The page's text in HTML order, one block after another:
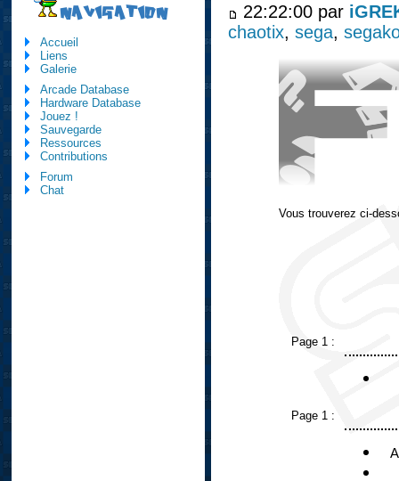
22:22:00 par
chaotix,sega,
Vous trouverez ci-
Page 1 :
Page 1 :
NAVIGATION
Accueil
Liens
Galerie
Arcade Database
Hardware Database
Jouez !
Sauvegarde
Ressources
Contributions
Forum
Chat